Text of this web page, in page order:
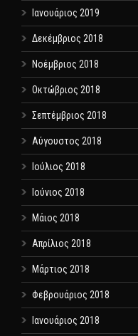
Ιανουάριος 2019
Δεκέμβριος 2018
Νοέμβριος 2018
Οκτώβριος 2018
Σεπτέμβριος 2018
Αύγουστος 2018
Ιούλιος 2018
Ιούνιος 2018
Μάιος 2018
Απρίλιος 2018
Μάρτιος 2018
Φεβρουάριος 2018
Ιανουάριος 2018